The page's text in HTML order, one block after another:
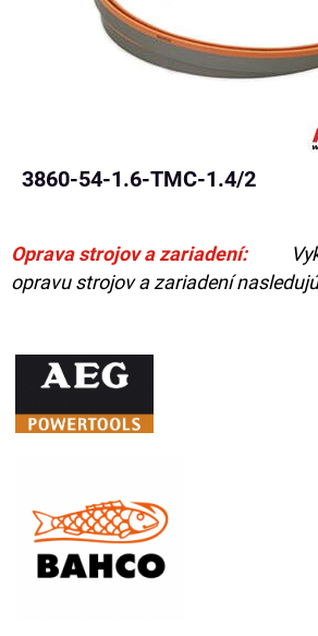
3860-54-1.6-TMC-1.4/2
Oprava strojov a zariadení:
opravu strojov a zariadení